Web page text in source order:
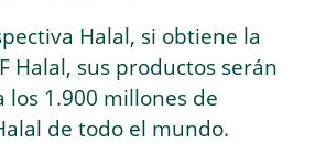
Halal, si obtiene la
Halal, sus productos serán
los 1.900 millones de
de todo el mundo.